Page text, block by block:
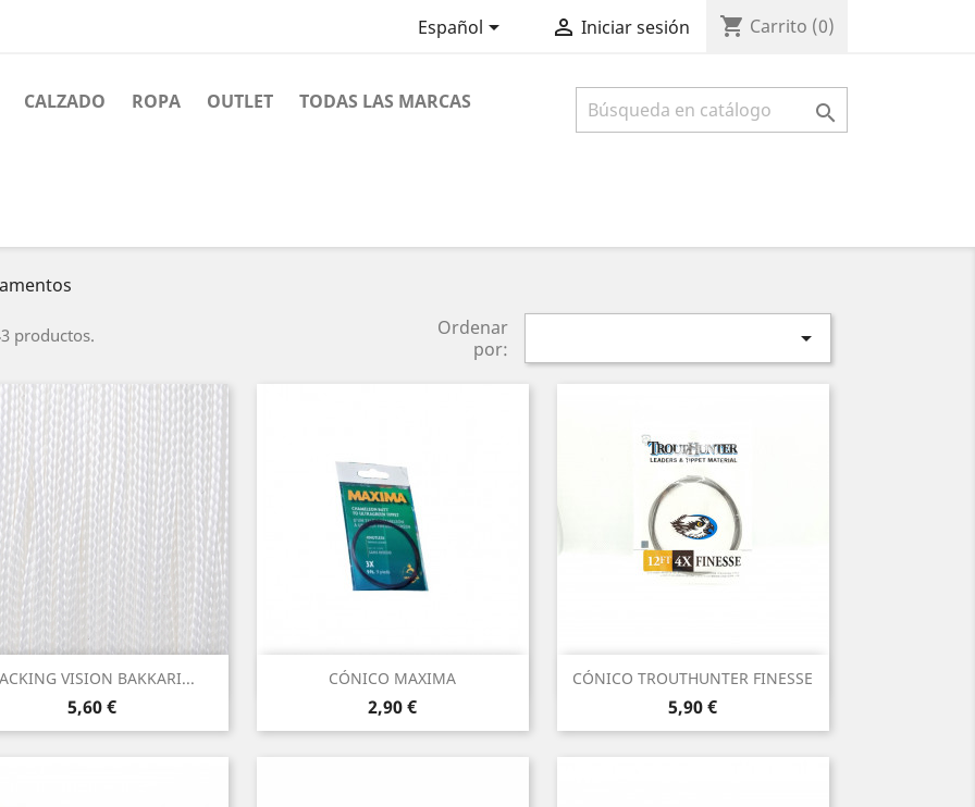
Español  Iniciar sesión shopping_cart Carrito (0)

CALZADO ROPA OUTLET TODAS LAS MARCAS
productos.
Ordenar
por:

VISION BAKKARI...
Precio
5,60 €
Vista rápida CÓNICO MAXIMA
Precio
2,90 €
Vista rápida CÓNICO TROUTHUNTER FINESSE
Precio
5,90 €
Vista rápida